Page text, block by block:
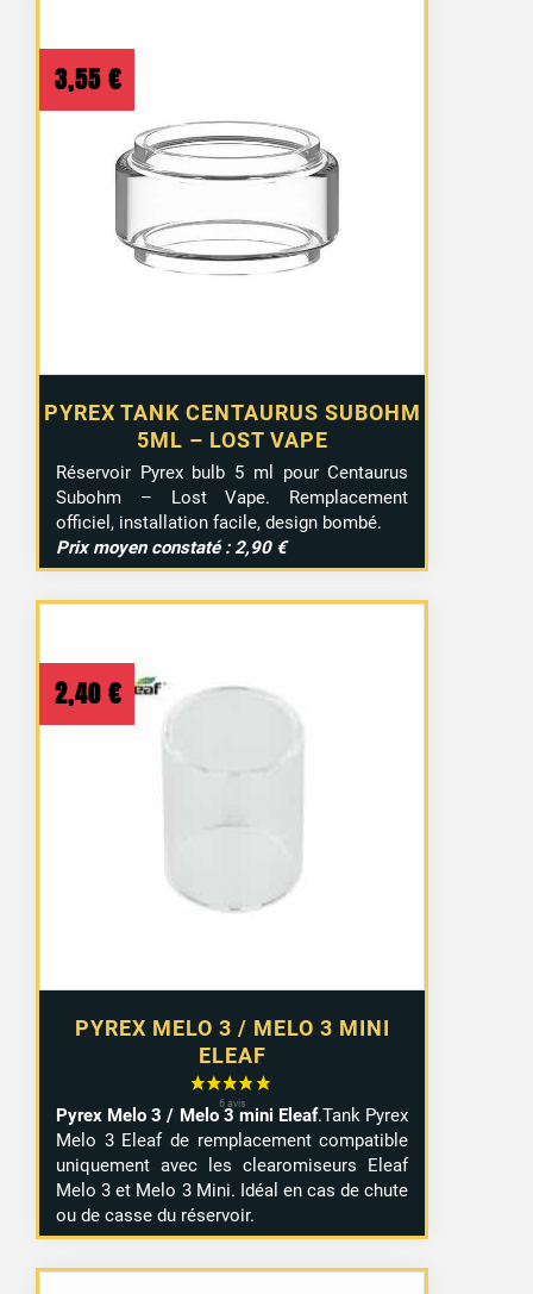
PYREX TANK CENTAURUS SUBOHM
5ML – LOST VAPE
3,55 €
Réservoir Pyrex bulb 5 ml pour Centaurus
Subohm – Lost Vape. Remplacement
officiel, installation facile, design bombé.
Prix moyen constaté : 2,90 €
PYREX MELO 3 / MELO 3 MINI
ELEAF
2,40 €
Pyrex Melo 3 / Melo 3 mini Eleaf.Tank Pyrex
Melo 3 Eleaf de remplacement compatible
uniquement avec les clearomiseurs Eleaf
Melo 3 et Melo 3 Mini. Idéal en cas de chute
ou de casse du réservoir.